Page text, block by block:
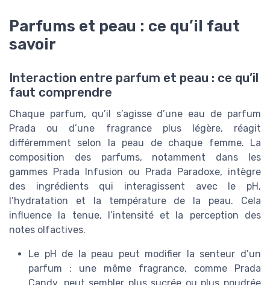
Parfums et peau : ce qu’il faut
savoir
Interaction entre parfum et peau : ce qu’il
faut comprendre
Chaque parfum, qu’il s’agisse d’une eau de parfum
Prada ou d’une fragrance plus légère, réagit
différemment selon la peau de chaque femme. La
composition des parfums, notamment dans les
gammes Prada Infusion ou Prada Paradoxe, intègre
des ingrédients qui interagissent avec le pH,
l’hydratation et la température de la peau. Cela
influence la tenue, l’intensité et la perception des
notes olfactives.
Le pH de la peau peut modifier la senteur d’un
parfum : une même fragrance, comme Prada